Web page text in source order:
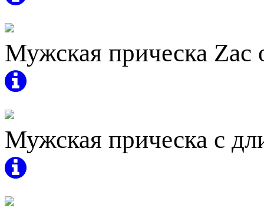
Мужская прическа Zac
Мужская прическа с